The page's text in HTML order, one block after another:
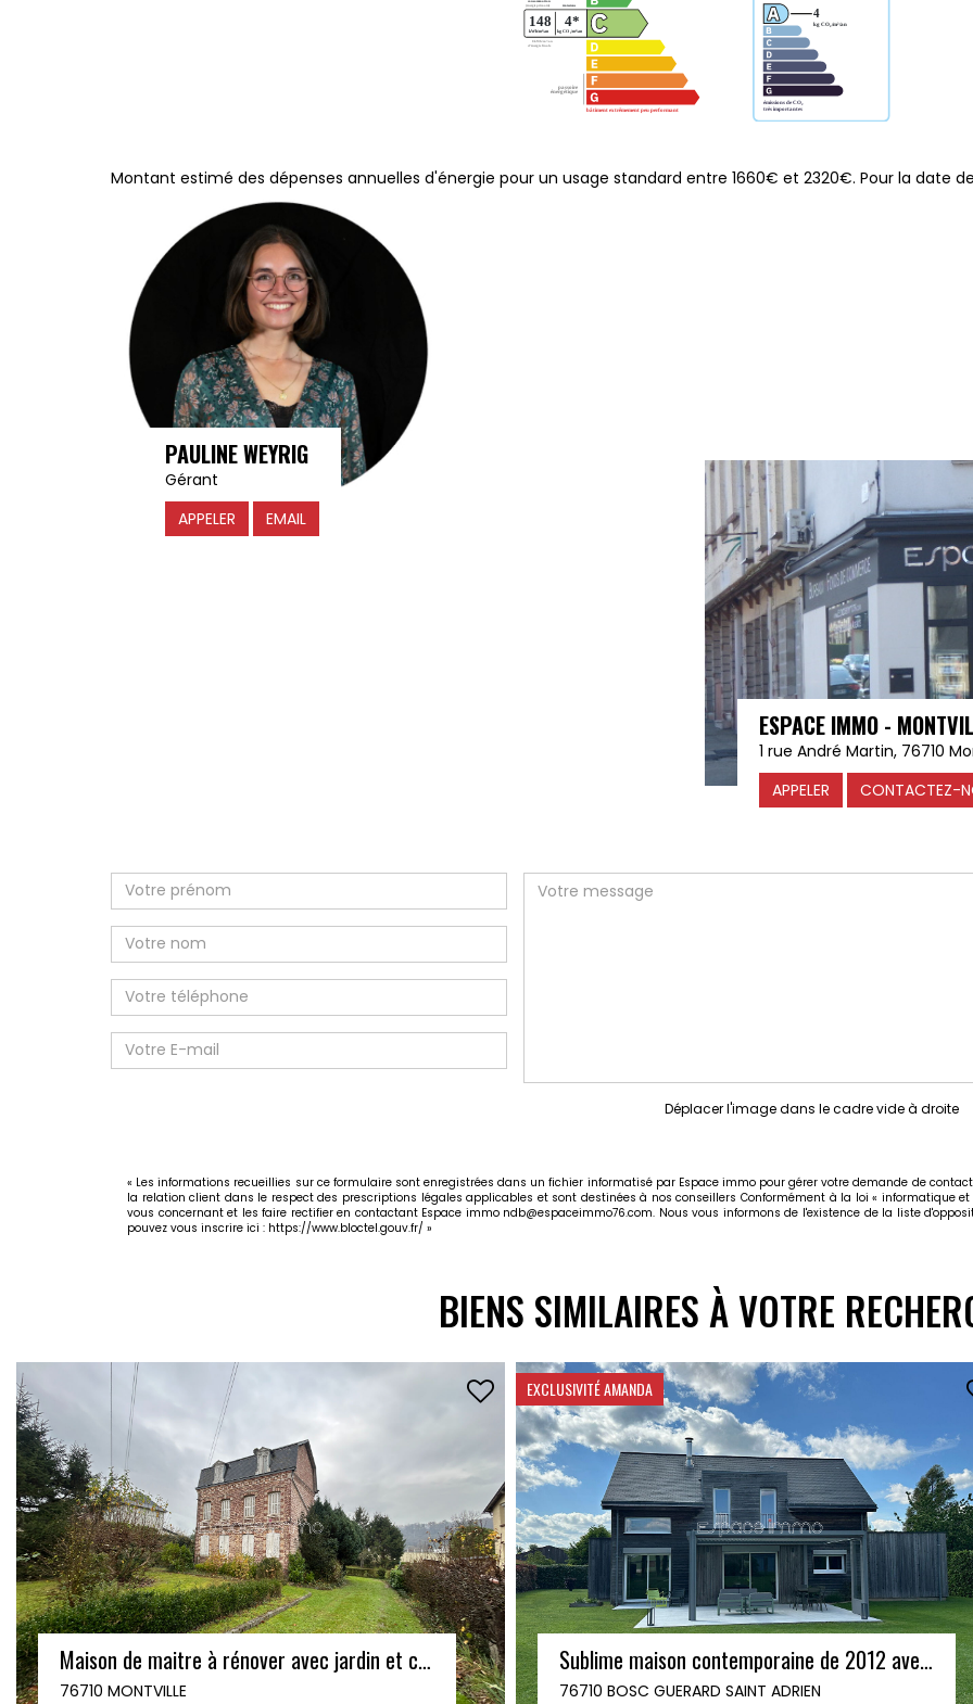
Montant estimé des dépenses annuelles d'énergie pour un usage standard entre 1660€ et 2320€. Pour la date
PAULINE WEYRIG
Gérant
APPELER
EMAIL
ESPACE IMMO -
1 rue André Martin, 76710
APPELER
CONTACTEZ-
Déplacer l'image dans le cadre vide à droite
« Les informations recueillies sur ce formulaire sont enregistrées dans un fichier informatisé par Espace immo pour gérer votre demande de
la relation client dans le respect des prescriptions légales applicables et sont destinées à nos conseillers Conformément à la loi « informatique et
vous concernant et les faire rectifier en contactant Espace immo ndb@espaceimmo76.com. Nous vous informons de l'existence de la liste
pouvez vous inscrire ici : https://www.bloctel.gouv.fr/ »
BIENS SIMILAIRES À VOTRE
EXCLUSIVITÉ AMANDA
Sublime maison contemporaine de 2012 avec jardin et garage - 6 pièces - 164 m² - BOSC GUERARD SAINT ADRIEN
76710 BOSC GUERARD SAINT ADRIEN
Maison individuelle contemporaine sur sous-sol complet - 3 chambres - Jardin - MALAUNAY
76770 MALAUNAY